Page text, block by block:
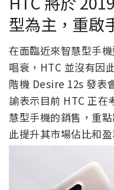
型為主，重啟
在面臨近來智慧型手
唱衰，HTC 並沒有因
階機 Desire 12s 發表
諭表示目前 HTC 正在
慧型手機的銷售，重
此提升其市場佔比和盈